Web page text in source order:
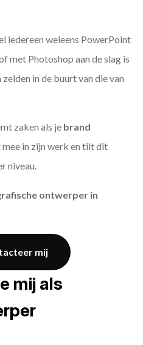
iedereen weleens PowerPoint
met Photoshop aan de slag is
in de buurt van die van
zaken als je brand
mee in zijn werk en tilt dit
niveau.
ontwerper in
mij
mij als